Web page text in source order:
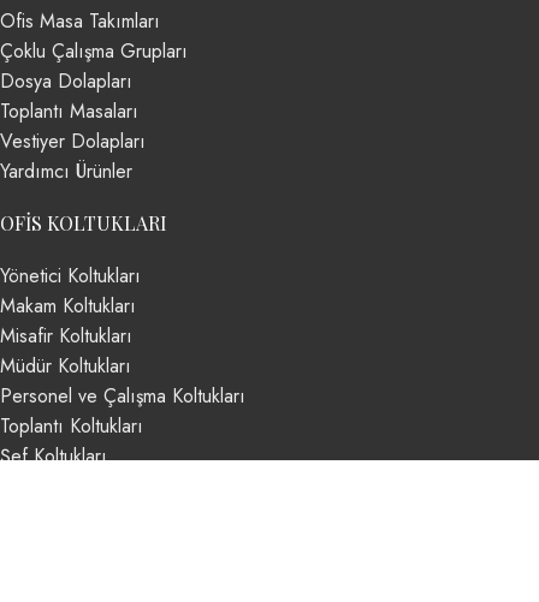
Ofis Masa Takımları
Çoklu Çalışma Grupları
Dosya Dolapları
Toplantı Masaları
Vestiyer Dolapları
Yardımcı Ürünler
OFIS KOLTUKLARI
Yönetici Koltukları
Makam Koltukları
Misafir Koltukları
Müdür Koltukları
Personel ve Çalışma Koltukları
Toplantı Koltukları
Şef Koltukları